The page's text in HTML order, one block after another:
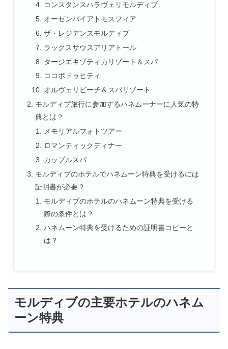
コンスタンスハラヴェリモルディブ
オーゼンバイアトモスフィア
ザ・レジデンスモルディブ
ラックスサウスアリアトール
タージエキゾティカリゾート＆スパ
ココボドゥヒティ
オルヴェリビーチ＆スパリゾート
モルディブ旅行に参加するハネムーナーに人気の特
典とは？
メモリアルフォトツアー
ロマンティックディナー
カップルスパ
モルディブのホテルでハネムーン特典を受けるには
証明書が必要？
モルディブのホテルのハネムーン特典を受ける
際の条件とは？
ハネムーン特典を受けるための証明書コピーと
は？
モルディブの主要ホテルのハネム
ーン特典